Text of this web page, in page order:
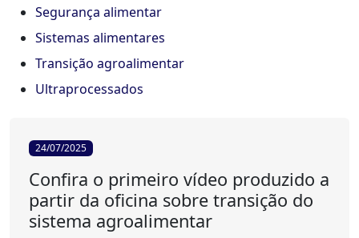
Segurança alimentar
Sistemas alimentares
Transição agroalimentar
Ultraprocessados
24/07/2025
Confira o primeiro vídeo produzido a
partir da oficina sobre transição do
sistema agroalimentar